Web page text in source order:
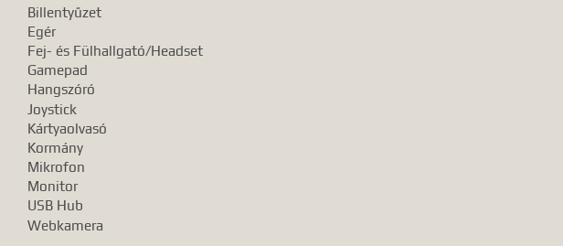
Billentyűzet
Egér
Fej- és Fülhallgató/Headset
Gamepad
Hangszóró
Joystick
Kártyaolvasó
Kormány
Mikrofon
Monitor
USB Hub
Webkamera